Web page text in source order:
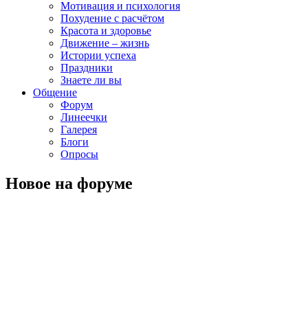
Мотивация и психология
Похудение с расчётом
Красота и здоровье
Движение – жизнь
Истории успеха
Праздники
Знаете ли вы
Общение
Форум
Линеечки
Галерея
Блоги
Опросы
Новое на форуме